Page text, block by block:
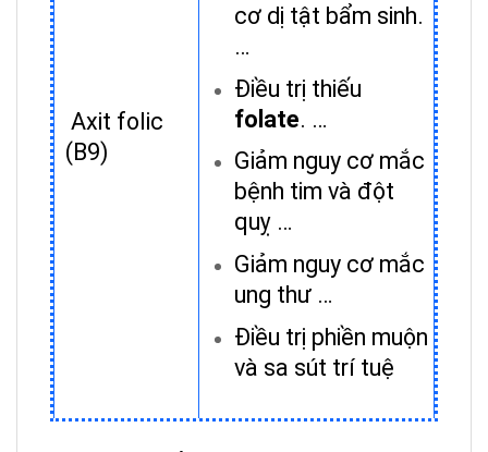
Axit folic
(B9)
cơ dị tật bẩm sinh.
…
Điều trị thiếu
folate. …
Giảm nguy cơ mắc
bệnh tim và đột
quỵ …
Giảm nguy cơ mắc
ung thư …
Điều trị phiền muộn
và sa sút trí tuệ